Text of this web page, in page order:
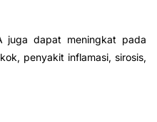
juga dapat meningkat pada
penyakit inflamasi, sirosis,